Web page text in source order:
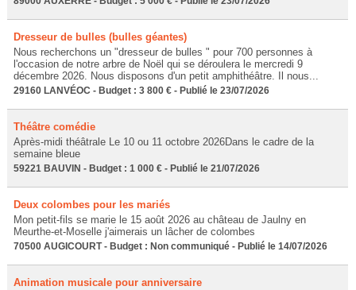
Dresseur de bulles (bulles géantes)
Nous recherchons un "dresseur de bulles " pour 700 personnes à
l'occasion de notre arbre de Noël qui se déroulera le mercredi 9
décembre 2026. Nous disposons d'un petit amphithéâtre. Il nous...
29160 LANVÉOC - Budget : 3 800 € - Publié le 23/07/2026
Théâtre comédie
Après-midi théâtrale Le 10 ou 11 octobre 2026Dans le cadre de la
semaine bleue
59221 BAUVIN - Budget : 1 000 € - Publié le 21/07/2026
Deux colombes pour les mariés
Mon petit-fils se marie le 15 août 2026 au château de Jaulny en
Meurthe-et-Moselle j'aimerais un lâcher de colombes
70500 AUGICOURT - Budget : Non communiqué - Publié le 14/07/2026
Animation musicale pour anniversaire